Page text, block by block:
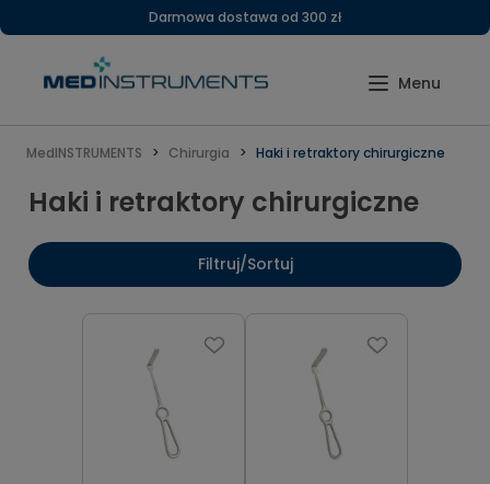
Darmowa dostawa od 300 zł
MedINSTRUMENTS Chirurgia Haki i retraktory chirurgiczne
Haki i retraktory chirurgiczne
Filtruj/Sortuj